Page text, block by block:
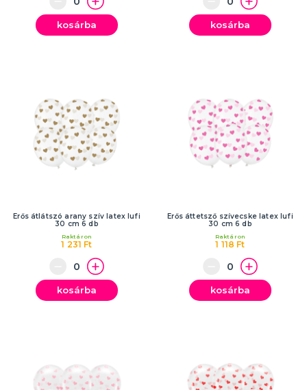
kosárba kosárba
Erős átlátszó arany szív latex lufi
30 cm 6 db
1 231 Ft
Raktáron
kosárba
Erős áttetsző szívecske latex lufi
30 cm 6 db
1 118 Ft
Raktáron
kosárba